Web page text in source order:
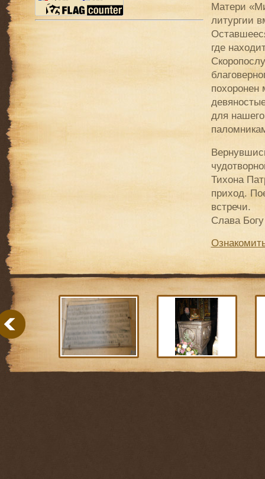
Матери
литургии
где
похоронен
для
Тихона
приход.
встречи.
Слава